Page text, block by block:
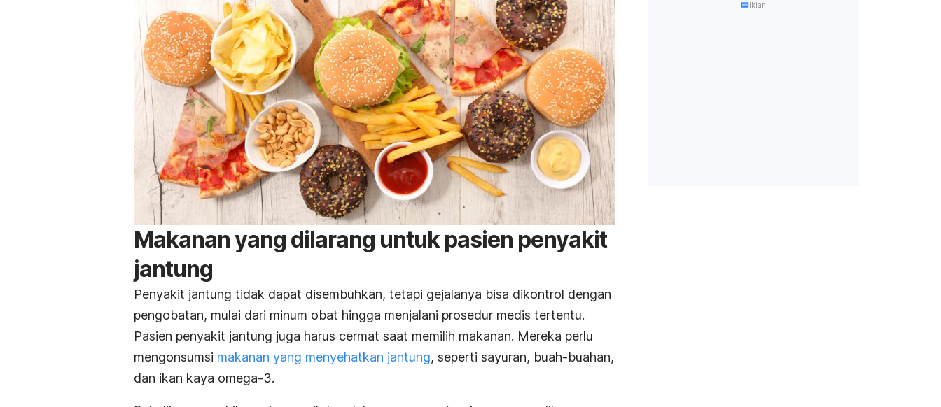
Makanan yang dilarang untuk pasien penyakit
jantung
Penyakit jantung tidak dapat disembuhkan, tetapi gejalanya bisa dikontrol dengan
pengobatan, mulai dari minum obat hingga menjalani prosedur medis tertentu.
Pasien penyakit jantung juga harus cermat saat memilih makanan. Mereka perlu
mengonsumsi makanan yang menyehatkan jantung, seperti sayuran, buah-buahan,
dan ikan kaya omega-3.
Iklan